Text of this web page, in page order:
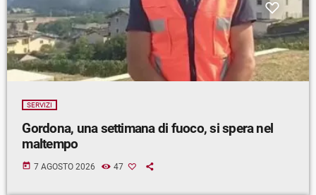
SERVIZI
Gordona, una settimana di fuoco, si spera nel
maltempo
today 7 AGOSTO 2026 47